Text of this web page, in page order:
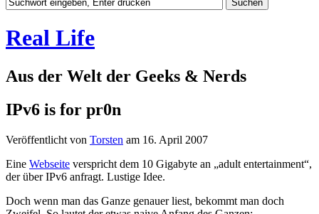
Real Life
Aus der Welt der Geeks & Nerds
IPv6 is for pr0n
Veröffentlicht von Torsten am 16. April 2007
Eine Webseite verspricht dem 10 Gigabyte an „adult entertainment“,
der über IPv6 anfragt. Lustige Idee.
Doch wenn man das Ganze genauer liest, bekommt man doch